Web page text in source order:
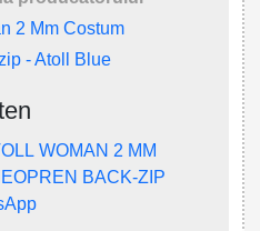
2 Mm Costum
- Atoll Blue